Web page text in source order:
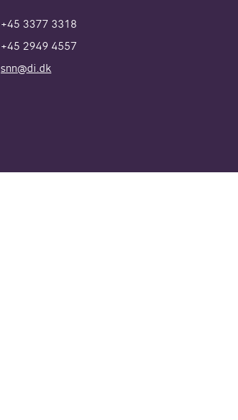
+45 3377 3318
+45 2949 4557
snn@di.dk